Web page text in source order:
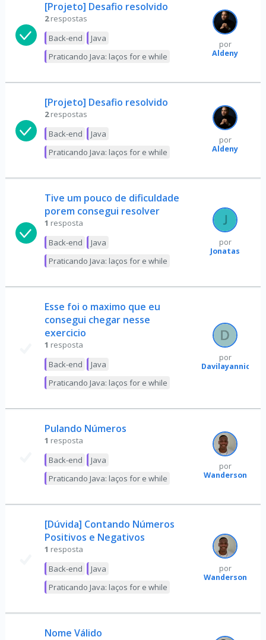
[Projeto] Desafio resolvido
2 respostas
Back-end
Java
Praticando Java: laços for e while
por
Aldeny
[Projeto] Desafio resolvido
2 respostas
Back-end
Java
Praticando Java: laços for e while
por
Aldeny
Tive um pouco de dificuldade
porem consegui resolver
1 resposta
Back-end
Java
Praticando Java: laços for e while
por
Jonatas
Esse foi o maximo que eu
consegui chegar nesse
exercicio
1 resposta
Back-end
Java
Praticando Java: laços for e while
por
Davilayannick
Pulando Números
1 resposta
Back-end
Java
Praticando Java: laços for e while
por
Wanderson
[Dúvida] Contando Números
Positivos e Negativos
1 resposta
Back-end
Java
Praticando Java: laços for e while
por
Wanderson
Nome Válido